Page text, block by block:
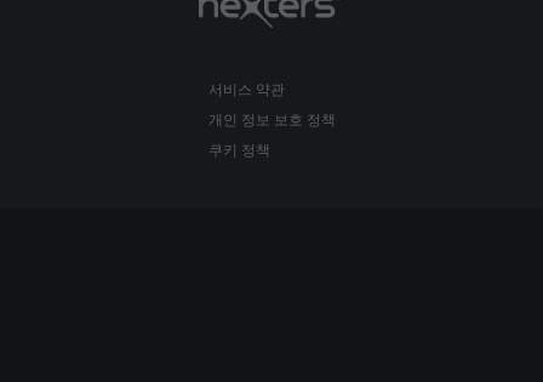
서비스 약관
개인 정보 보호 정책
쿠키 정책